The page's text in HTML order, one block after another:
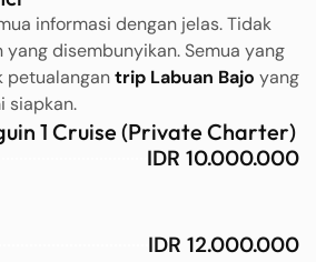
informasi dengan jelas. Tidak
disembunyikan. Semua yang
petualangantrip Labuan Bajo yang
siapkan.
1 Cruise (Private Charter)
IDR 10.000.000
IDR 12.000.000